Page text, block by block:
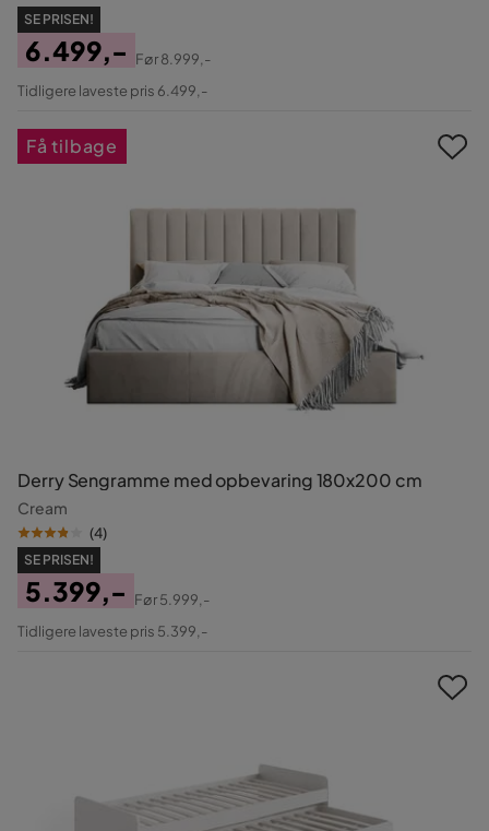
SE PRISEN!
Pris
6.499,-
Original
Før8.999,-
Tidligere laveste pris 6.499,-
Derry Sengramme med opbevaring 180x200 cm
Cream
(4)
SE PRISEN!
Pris
5.399,-
Original
Før5.999,-
Tidligere laveste pris 5.399,-
Få tilbage